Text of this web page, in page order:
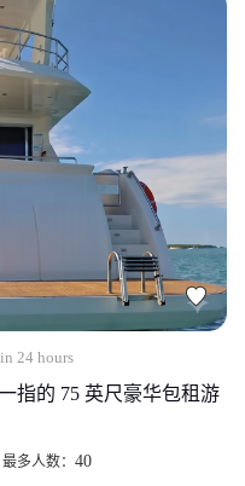
24 hours
指的 75 英尺豪华包租游
最多人数： 40